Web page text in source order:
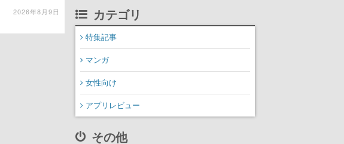
2026年8月9日 カテゴリ
特集記事
マンガ
女性向け
アプリレビュー
その他